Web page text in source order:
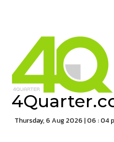
Thursday, 6 Aug 2026 | 06 : 05